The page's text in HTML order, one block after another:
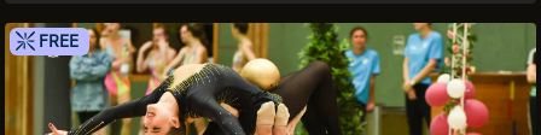
FREE